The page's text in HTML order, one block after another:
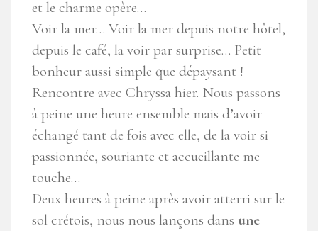
et le charme opère…
Voir la mer… Voir la mer depuis notre hôtel,
depuis le café, la voir par surprise… Petit
bonheur aussi simple que dépaysant !
Rencontre avec Chryssa hier. Nous passons
à peine une heure ensemble mais d’avoir
échangé tant de fois avec elle, de la voir si
passionnée, souriante et accueillante me
touche…
Deux heures à peine après avoir atterri sur le
sol crétois, nous nous lançons dans une